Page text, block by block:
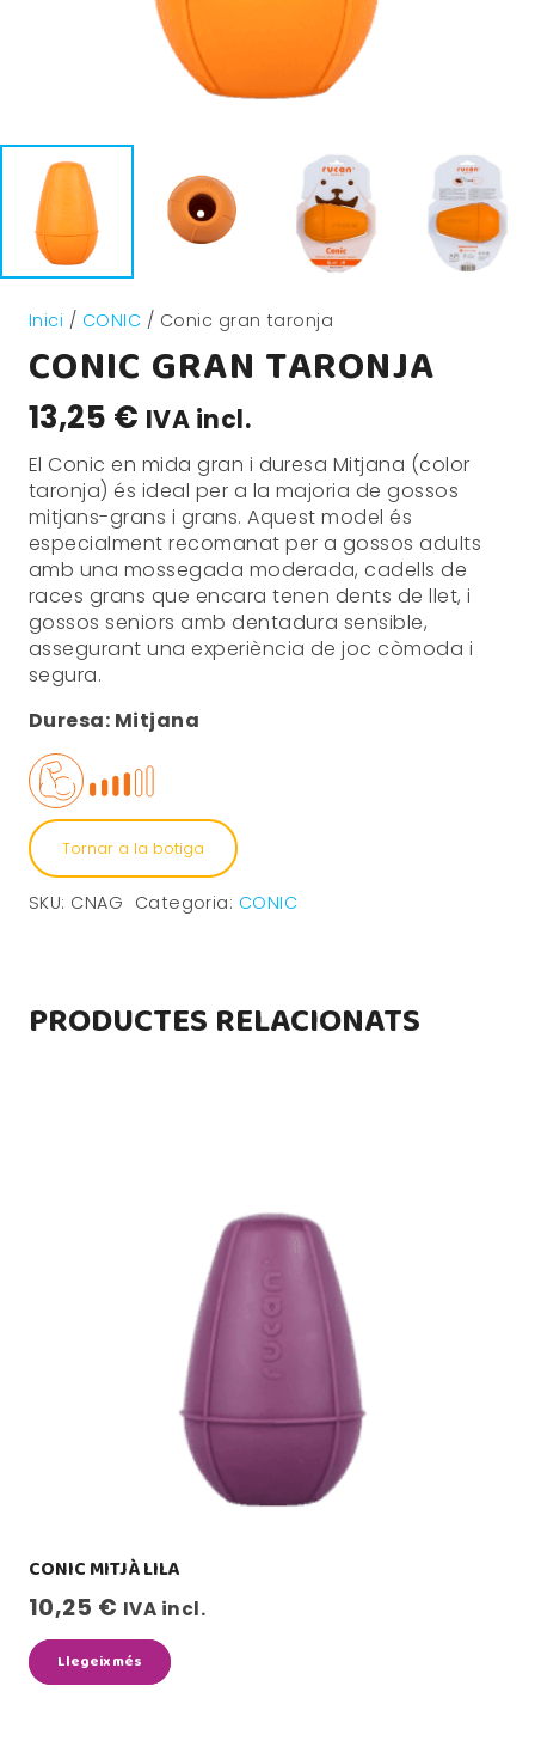
Inici / CONIC / Conic gran taronja
CONIC GRAN TARONJA
13,25 € IVA incl.
El Conic en mida gran i duresa Mitjana (color
taronja) és ideal per a la majoria de gossos
mitjans-grans i grans. Aquest model és
especialment recomanat per a gossos adults
amb una mossegada moderada, cadells de
races grans que encara tenen dents de llet, i
gossos seniors amb dentadura sensible,
assegurant una experiència de joc còmoda i
segura.
Duresa: Mitjana
Tornar a la botiga
SKU: CNAG Categoria: CONIC
PRODUCTES RELACIONATS
CONIC MITJÀ LILA
10,25 € IVA incl.
Llegeix més